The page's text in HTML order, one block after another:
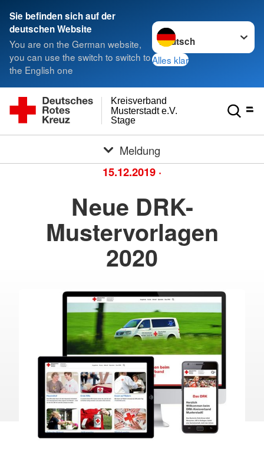
Sie befinden sich auf der
deutschen Website
You are on the German website,
you can use the switch to switch to
the English one
Sprache wechseln zu
Alles klar
Stage
Musterstadt e.V.
Kreisverband
Meldung
15.12.2019 ·
Neue DRK-
Mustervorlagen
2020